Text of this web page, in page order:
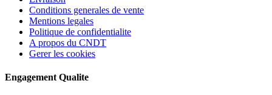
Conditions generales de vente
Mentions legales
Politique de confidentialite
A propos du CNDT
Gerer les cookies
Engagement Qualite